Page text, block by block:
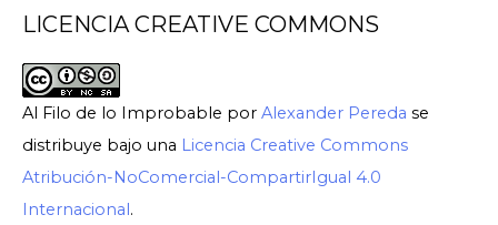
LICENCIA CREATIVE COMMONS
Al Filo de lo Improbable por Alexander Pereda se
distribuye bajo una Licencia Creative Commons
Atribución-NoComercial-CompartirIgual 4.0
Internacional.